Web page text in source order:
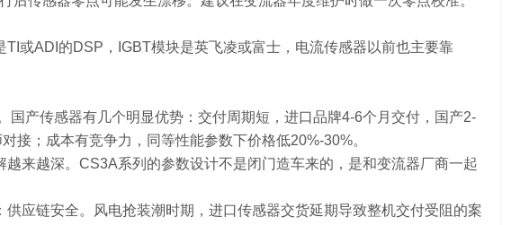
或ADI的DSP，IGBT模块是英飞凌或富士，电流传感器以前也主要靠
产传感器有几个明显优势：交付周期短，进口品牌4-6个月交付，国产2-
接；成本有竞争力，同等性能参数下价格低20%-30%。
来越深。CS3A系列的参数设计不是闭门造车来的，是和变流器厂商一起
应链安全。风电抢装潮时期，进口传感器交货延期导致整机交付受阻的案